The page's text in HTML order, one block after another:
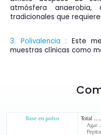
atmósfera
tradicionales que
3. Polivalencia : Este
muestras clínicas como